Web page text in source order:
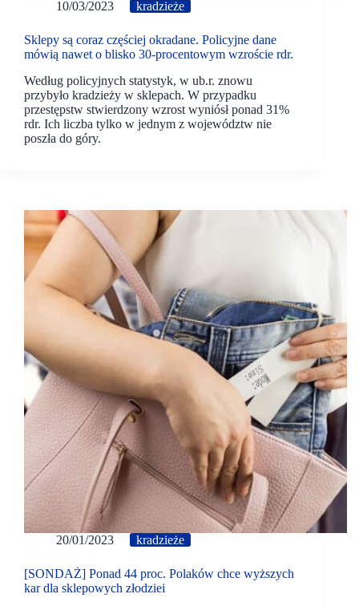
10/03/2023 kradzieże
Sklepy są coraz częściej okradane. Policyjne dane
mówią nawet o blisko 30-procentowym wzroście rdr.
Według policyjnych statystyk, w ub.r. znowu
przybyło kradzieży w sklepach. W przypadku
przestępstw stwierdzony wzrost wyniósł ponad 31%
rdr. Ich liczba tylko w jednym z województw nie
poszła do góry.
20/01/2023 kradzieże
[SONDAŻ] Ponad 44 proc. Polaków chce wyższych
kar dla sklepowych złodziei